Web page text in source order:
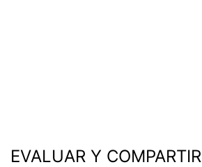
EVALUAR Y COMPARTIR